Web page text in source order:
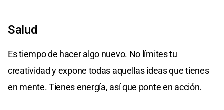
Salud
Es tiempo de hacer algo nuevo. No límites tu
creatividad y expone todas aquellas ideas que tienes
en mente. Tienes energía, así que ponte en acción.